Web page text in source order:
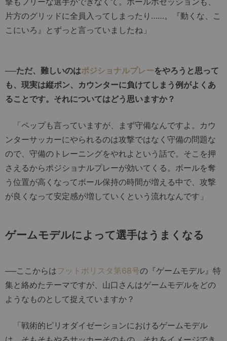
片方のグリッドに全員入ってしまったり……。『動くな、こ
こにいろ』とずっと言っていましたね」
──ただ、難しいのはポジショナルプレーをやろうと思って
も、現実は縦ポン、カウンターに負けてしまう例がよくあ
ることです。それについてはどう思いますか？
「ペップも言っていますが、まず守備なんですよ。カウ
ンターサッカーにやられるのは攻撃ではなく守備の問題な
ので、守備のトレーニングをやれよという話で。そこを押
さえるからポジショナルプレーが効いてくる。ボールを奪
う位置が高くなってボール保持の時間が増える中で、攻撃
が良くなって安定感が増していくという流れなんです」
ゲームモデルによって選手はうまくなる
──ここからはフットボリスタ第68号の『ゲームモデル』特
集と絡めたテーマですが、山口さんはゲームモデルをどの
ようなものとして捉えていますか？
「戦術的ピリオダイゼーションにおけるゲームモデル